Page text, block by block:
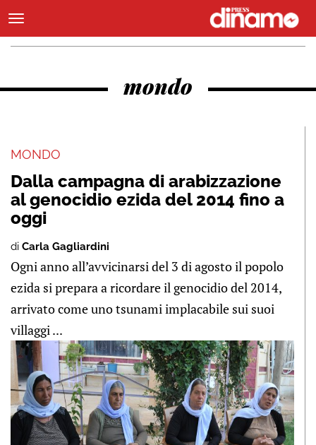
mondo
MONDO
Dalla campagna di arabizzazione
al genocidio ezida del 2014 fino a
oggi
di Carla Gagliardini
Ogni anno all’avvicinarsi del 3 di agosto il popolo
ezida si prepara a ricordare il genocidio del 2014,
arrivato come uno tsunami implacabile sui suoi
villaggi ...